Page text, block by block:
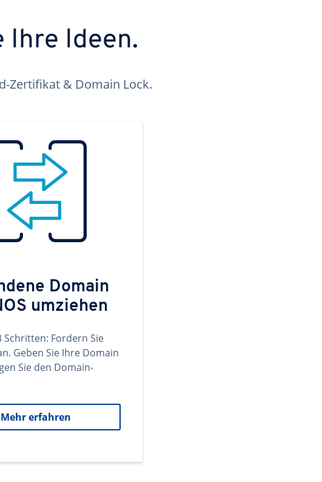
Ihre Ideen.
Zertifikat & Domain Lock.
Domain
umziehen
Schritten: Fordern Sie
Geben Sie Ihre Domain
Sie den Domain-
Mehr erfahren